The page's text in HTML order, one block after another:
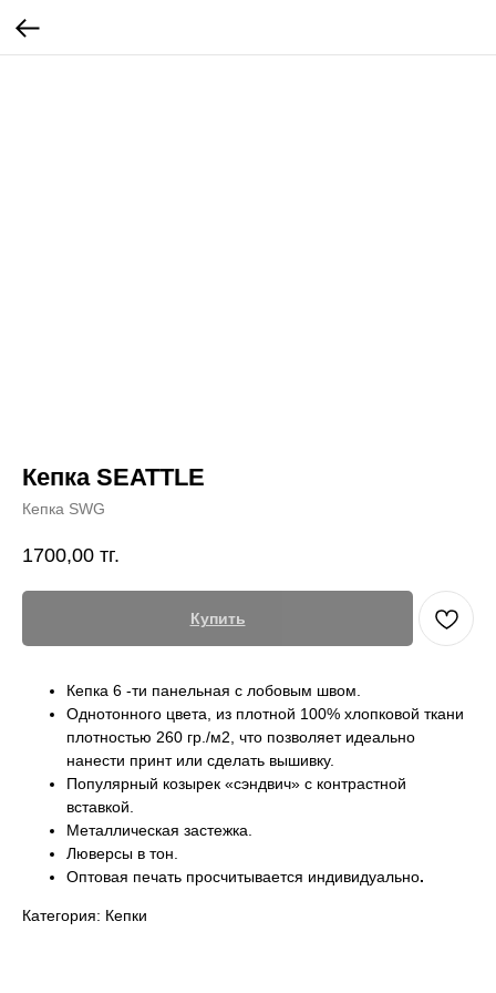
Кепка SEATTLE
Кепка SWG
1700,00 тг.
Купить
Кепка 6 -ти панельная с лобовым швом.
Однотонного цвета, из плотной 100% хлопковой ткани
плотностью 260 гр./м2, что позволяет идеально
нанести принт или сделать вышивку.
Популярный козырек «сэндвич» с контрастной
вставкой.
Металлическая застежка.
Люверсы в тон.
Оптовая печать просчитывается индивидуально.
Категория: Кепки